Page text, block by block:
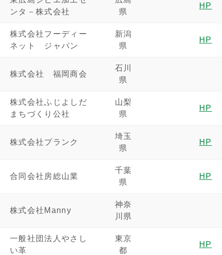
ンタ－株式会社
県
HP
株式会社フーディー
ネット ジャパン
新潟
県
HP
株式会社 福岡商会
石川
県
株式会社ふじよしだ
まちづくり公社
山梨
県
HP
株式会社プランク
埼玉
県
HP
合同会社房総山業
千葉
県
HP
株式会社Manny
神奈
川県
一般社団法人やさし
い革
東京
都
HP